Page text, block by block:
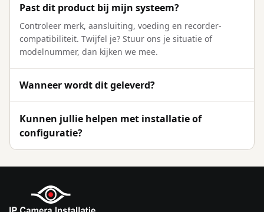
Past dit product bij mijn systeem?
Controleer merk, aansluiting, voeding en recorder-
compatibiliteit. Twijfel je? Stuur ons je situatie of
modelnummer, dan kijken we mee.
Wanneer wordt dit geleverd?
Kunnen jullie helpen met installatie of
configuratie?